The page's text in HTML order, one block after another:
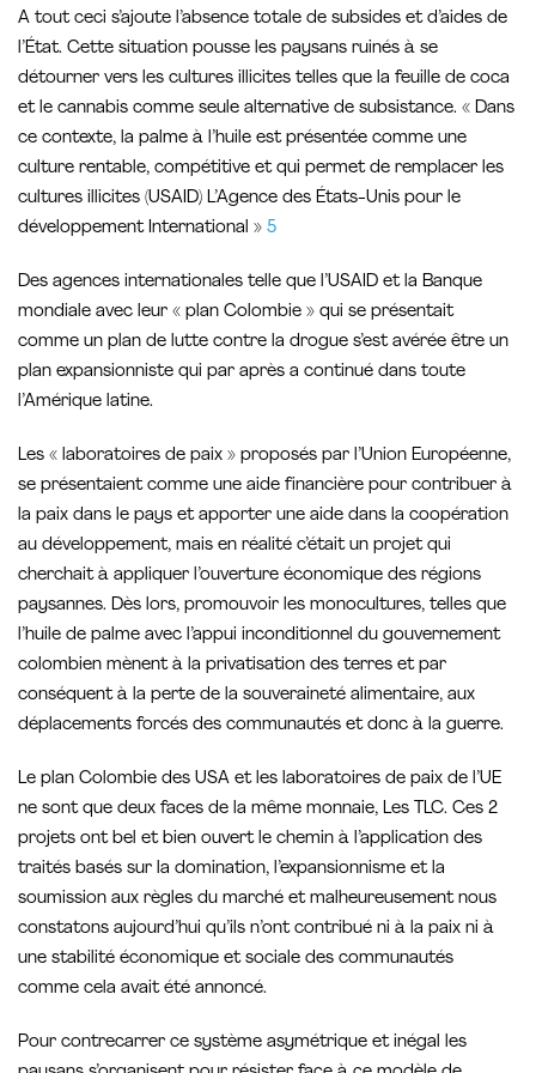
A tout ceci s’ajoute l’absence totale de subsides et d’aides de
l’État. Cette situation pousse les paysans ruinés à se
détourner vers les cultures illicites telles que la feuille de coca
et le cannabis comme seule alternative de subsistance. « Dans
ce contexte, la palme à l’huile est présentée comme une
culture rentable, compétitive et qui permet de remplacer les
cultures illicites (USAID) L’Agence des États-Unis pour le
développement International » 5
Des agences internationales telle que l’USAID et la Banque
mondiale avec leur « plan Colombie » qui se présentait
comme un plan de lutte contre la drogue s’est avérée être un
plan expansionniste qui par après a continué dans toute
l’Amérique latine.
Les « laboratoires de paix » proposés par l’Union Européenne,
se présentaient comme une aide financière pour contribuer à
la paix dans le pays et apporter une aide dans la coopération
au développement, mais en réalité c’était un projet qui
cherchait à appliquer l’ouverture économique des régions
paysannes. Dès lors, promouvoir les monocultures, telles que
l’huile de palme avec l’appui inconditionnel du gouvernement
colombien mènent à la privatisation des terres et par
conséquent à la perte de la souveraineté alimentaire, aux
déplacements forcés des communautés et donc à la guerre.
Le plan Colombie des USA et les laboratoires de paix de l’UE
ne sont que deux faces de la même monnaie, Les TLC. Ces 2
projets ont bel et bien ouvert le chemin à l’application des
traités basés sur la domination, l’expansionnisme et la
soumission aux règles du marché et malheureusement nous
constatons aujourd’hui qu’ils n’ont contribué ni à la paix ni à
une stabilité économique et sociale des communautés
comme cela avait été annoncé.
Pour contrecarrer ce système asymétrique et inégal les